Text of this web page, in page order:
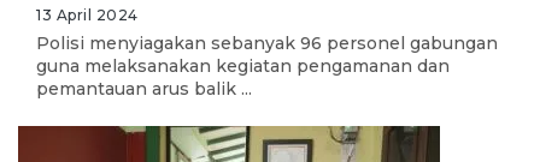
13 April 2024
Polisi menyiagakan sebanyak 96 personel gabungan
guna melaksanakan kegiatan pengamanan dan
pemantauan arus balik ...